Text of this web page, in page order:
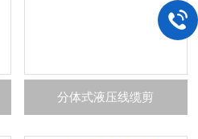
分体式液压线缆剪